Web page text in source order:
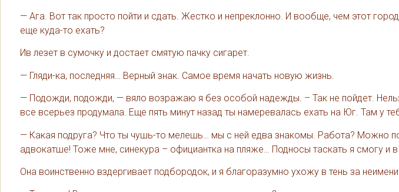
— Ага. Вот так просто пойти и сдать. Жестко и непреклонно. И вообще, чем этот
еще куда-то ехать?
Ив лезет в сумочку и достает смятую пачку сигарет.
— Гляди-ка, последняя… Верный знак. Самое время начать новую жизнь.
— Подожди, подожди, — вяло возражаю я без особой надежды. – Так не пойдет.
все всерьез продумала. Еще пять минут назад ты намеревалась ехать на Юг. Там у
— Какая подруга? Что ты чушь-то мелешь… мы с ней едва знакомы. Работа? Можно
адвокатше! Тоже мне, синекура – официантка на пляже… Подносы таскать я смогу и
Она воинственно вздергивает подбородок, и я благоразумно ухожу в тень за